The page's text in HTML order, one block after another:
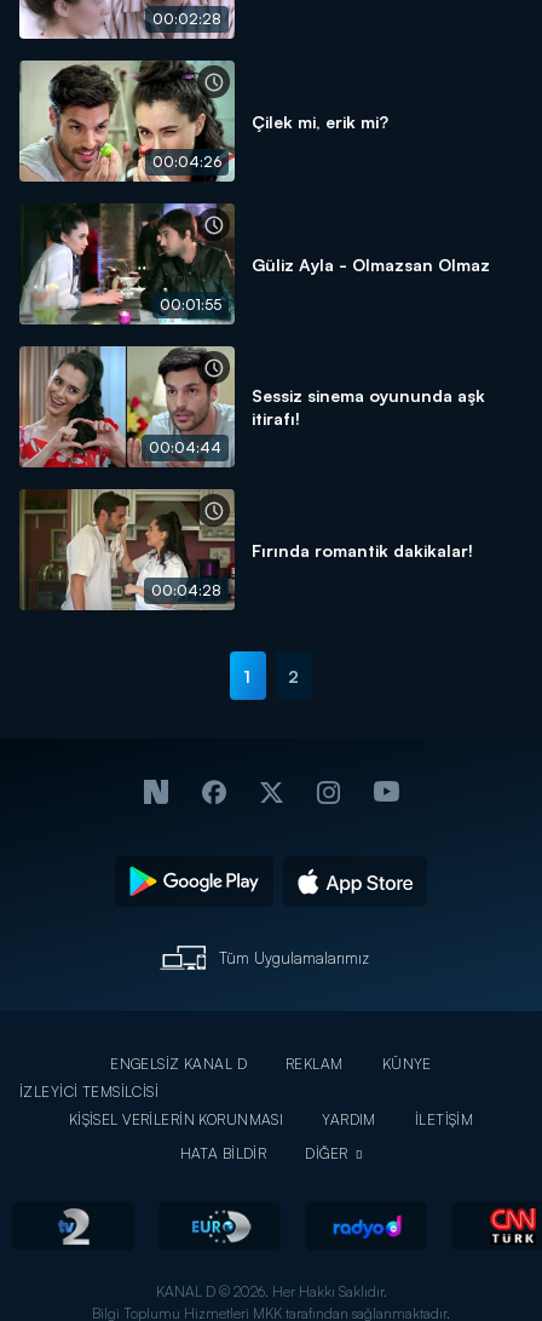
00:02:28
00:04:26
Çilek mi, erik mi?
00:01:55
Güliz Ayla - Olmazsan Olmaz
00:04:44
Sessiz sinema oyununda aşk
itirafı!
00:04:28
Fırında romantik dakikalar!
1 2
Tüm Uygulamalarımız
ENGELSİZ KANAL D REKLAM
KÜNYE
İZLEYİCİ TEMSİLCİSİ
KİŞİSEL VERİLERİN KORUNMASI
YARDIM
İLETİŞİM
HATA BİLDİR
DİĞER
KANAL D © 2026. Her Hakkı Saklıdır.
Bilgi Toplumu Hizmetleri MKK tarafından sağlanmaktadır.